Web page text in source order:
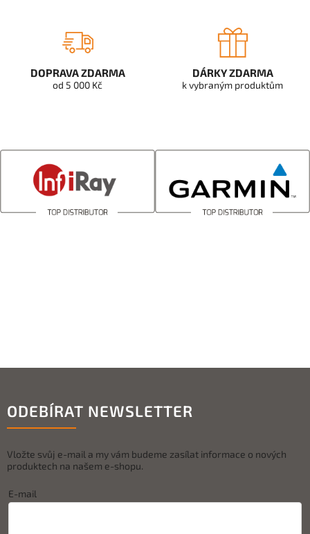
DOPRAVA ZDARMA
od 5 000 Kč
DÁRKY ZDARMA
k vybraným produktům
ODEBÍRAT NEWSLETTER
Vložte svůj e-mail a my vám budeme zasílat informace o nových
produktech na našem e-shopu.
E-mail